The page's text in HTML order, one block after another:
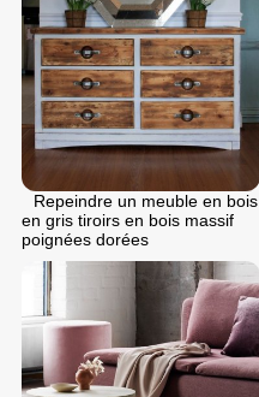
Repeindre un meuble en bois
en gris tiroirs en bois massif
poignées dorées